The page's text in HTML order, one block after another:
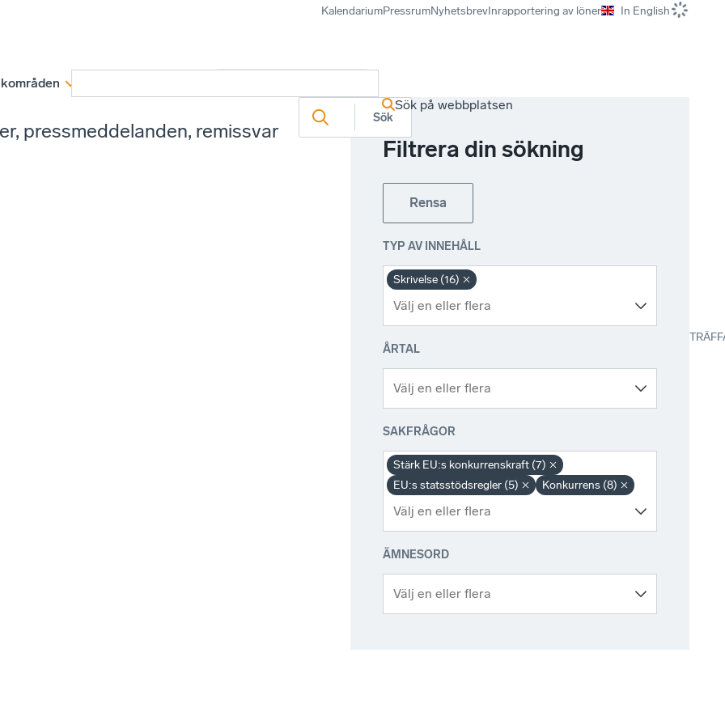
KalendariumPressrumNyhetsbrevInrapportering av löner In English
Sök på webbplatsen
pressmeddelanden, remissvar
Filtrera din sökning
Rensa
TYP AV INNEHÅLL
Skrivelse (16)
ÅRTAL
SAKFRÅGOR
Stärk EU:s konkurrenskraft (7)
EU:s statsstödsregler (5)
Konkurrens (8)
ÄMNESORD
Sök